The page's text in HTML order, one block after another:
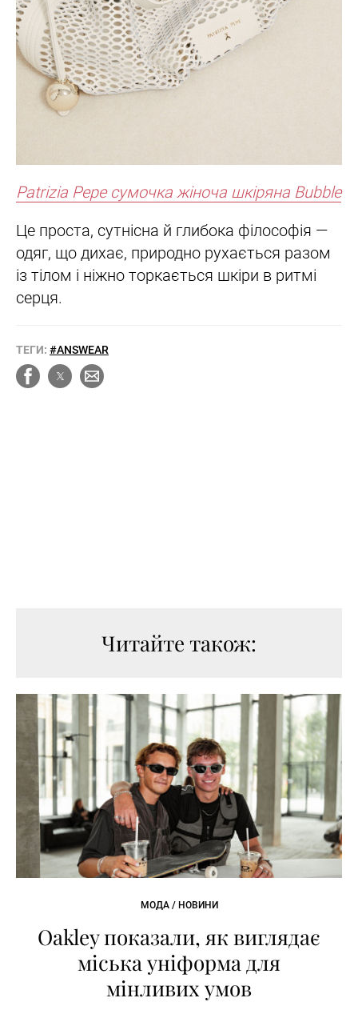
Patrizia Pepe сумочка жіноча шкіряна Bubble
Це проста, сутнісна й глибока філософія —
одяг, що дихає, природно рухається разом
із тілом і ніжно торкається шкіри в ритмі
серця.
ТЕГИ: #ANSWEAR
Читайте також:
МОДА / НОВИНИ
Oakley показали, як виглядає
міська уніформа для
мінливих умов